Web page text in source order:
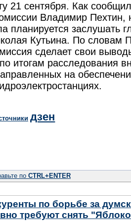
21 сентября. Как
Владимир Пехтин,
планируется заслушать
Кутьина. По словам
сделает свои
итогам расследования
на
дзен
по CTRL+ENTER
по борьбе за
требуют снять